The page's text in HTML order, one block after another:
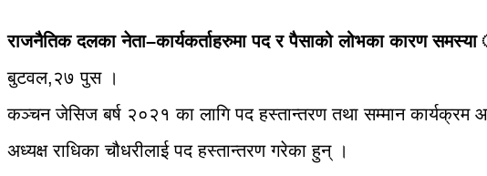
राजनैतिक दलका नेता–कार्यकर्ताहरुमा पद र पैसाको लोभका कारण
बुटवल,२७ पुस ।
कञ्चन जेसिज बर्ष २०२१ का लागि पद हस्तान्तरण तथा सम्मान कार्यक्रम
अध्यक्ष राधिका चौधरीलाई पद हस्तान्तरण गरेका हुन् ।